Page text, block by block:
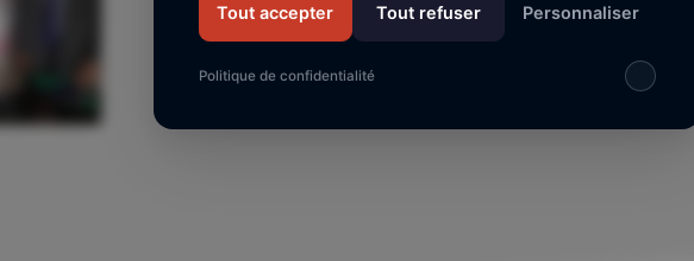
Tout accepter Tout refuser Personnaliser
Politique de confidentialité